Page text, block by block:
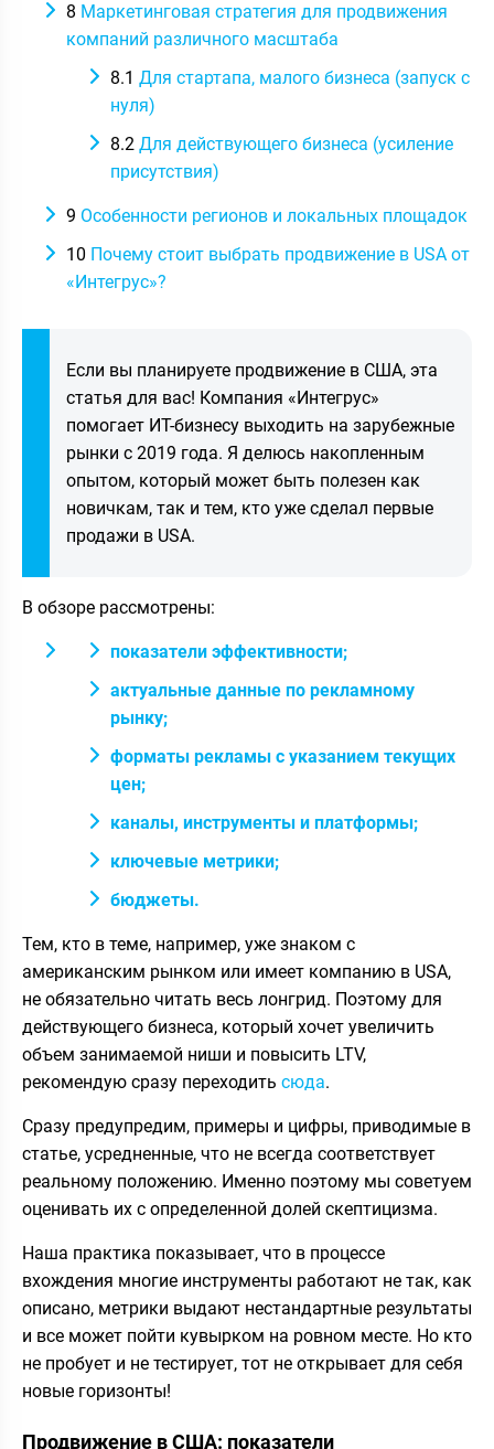
8 Маркетинговая стратегия для продвижения
компаний различного масштаба
8.1 Для стартапа, малого бизнеса (запуск с
нуля)
8.2 Для действующего бизнеса (усиление
присутствия)
9 Особенности регионов и локальных площадок
10 Почему стоит выбрать продвижение в USA от
«Интегрус»?
Если вы планируете продвижение в США, эта
статья для вас! Компания «Интегрус»
помогает ИТ-бизнесу выходить на зарубежные
рынки с 2019 года. Я делюсь накопленным
опытом, который может быть полезен как
новичкам, так и тем, кто уже сделал первые
продажи в USA.
В обзоре рассмотрены:
показатели эффективности;
актуальные данные по рекламному
рынку;
форматы рекламы с указанием текущих
цен;
каналы, инструменты и платформы;
ключевые метрики;
бюджеты.
Тем, кто в теме, например, уже знаком с
американским рынком или имеет компанию в USA,
не обязательно читать весь лонгрид. Поэтому для
действующего бизнеса, который хочет увеличить
объем занимаемой ниши и повысить LTV,
рекомендую сразу переходить сюда.
Сразу предупредим, примеры и цифры, приводимые в
статье, усредненные, что не всегда соответствует
реальному положению. Именно поэтому мы советуем
оценивать их с определенной долей скептицизма.
Наша практика показывает, что в процессе
вхождения многие инструменты работают не так, как
описано, метрики выдают нестандартные результаты
и все может пойти кувырком на ровном месте. Но кто
не пробует и не тестирует, тот не открывает для себя
новые горизонты!
Продвижение в США: показатели